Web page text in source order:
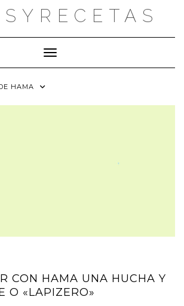
Cambiar modo de navegación
HAMA
CON HAMA UNA HUCHA Y
O «LAPIZERO»